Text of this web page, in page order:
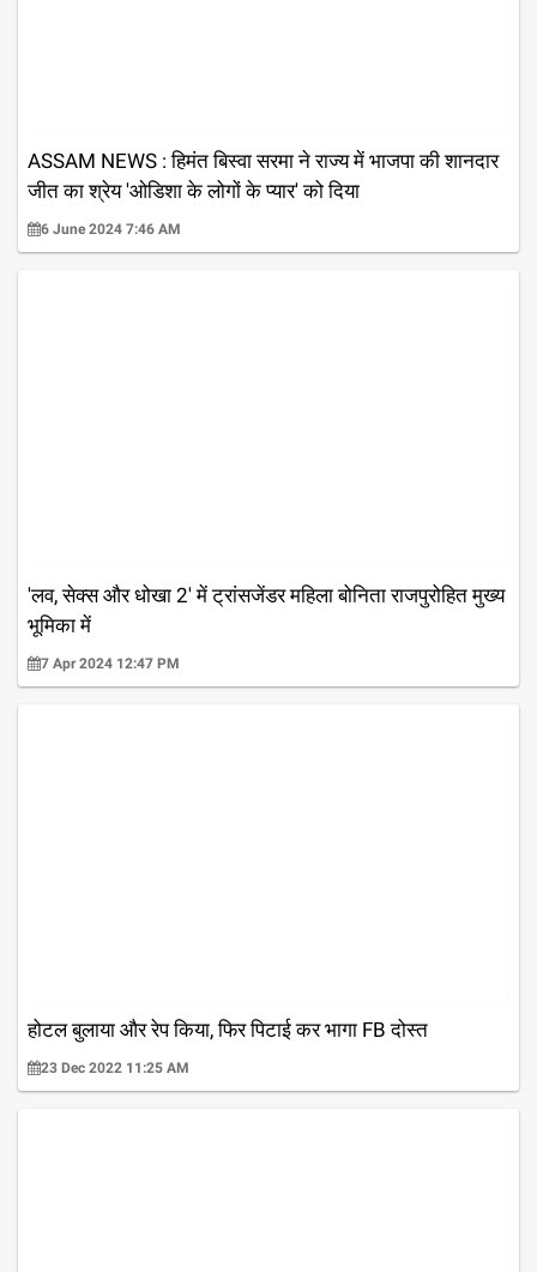
ASSAM NEWS : हिमंत बिस्वा सरमा ने राज्य में भाजपा की शानदार
जीत का श्रेय 'ओडिशा के लोगों के प्यार' को दिया
6 June 2024 7:46 AM
'लव, सेक्स और धोखा 2' में ट्रांसजेंडर महिला बोनिता राजपुरोहित मुख्य
भूमिका में
7 Apr 2024 12:47 PM
होटल बुलाया और रेप किया, फिर पिटाई कर भागा FB दोस्त
23 Dec 2022 11:25 AM